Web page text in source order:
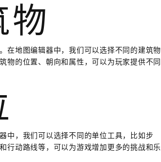
物
在地图编辑器中，我们可以选择不同的建筑物
物的位置、朝向和属性，可以为玩家提供不同
中，我们可以选择不同的单位工具，比如步
行动路线等，可以为游戏增加更多的挑战和乐